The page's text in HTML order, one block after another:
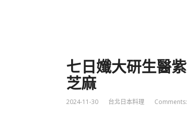
七日孅大研生醫
芝麻
2024-11-30 台北日本料理